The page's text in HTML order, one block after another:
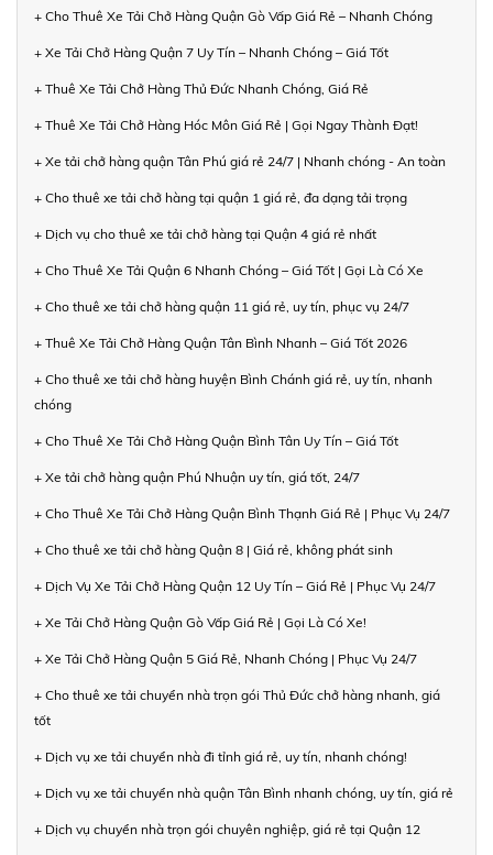
+ Cho Thuê Xe Tải Chở Hàng Quận Gò Vấp Giá Rẻ – Nhanh Chóng
+ Xe Tải Chở Hàng Quận 7 Uy Tín – Nhanh Chóng – Giá Tốt
+ Thuê Xe Tải Chở Hàng Thủ Đức Nhanh Chóng, Giá Rẻ
+ Thuê Xe Tải Chở Hàng Hóc Môn Giá Rẻ | Gọi Ngay Thành Đạt!
+ Xe tải chở hàng quận Tân Phú giá rẻ 24/7 | Nhanh chóng - An toàn
+ Cho thuê xe tải chở hàng tại quận 1 giá rẻ, đa dạng tải trọng
+ Dịch vụ cho thuê xe tải chở hàng tại Quận 4 giá rẻ nhất
+ Cho Thuê Xe Tải Quận 6 Nhanh Chóng – Giá Tốt | Gọi Là Có Xe
+ Cho thuê xe tải chở hàng quận 11 giá rẻ, uy tín, phục vụ 24/7
+ Thuê Xe Tải Chở Hàng Quận Tân Bình Nhanh – Giá Tốt 2026
+ Cho thuê xe tải chở hàng huyện Bình Chánh giá rẻ, uy tín, nhanh
chóng
+ Cho Thuê Xe Tải Chở Hàng Quận Bình Tân Uy Tín – Giá Tốt
+ Xe tải chở hàng quận Phú Nhuận uy tín, giá tốt, 24/7
+ Cho Thuê Xe Tải Chở Hàng Quận Bình Thạnh Giá Rẻ | Phục Vụ 24/7
+ Cho thuê xe tải chở hàng Quận 8 | Giá rẻ, không phát sinh
+ Dịch Vụ Xe Tải Chở Hàng Quận 12 Uy Tín – Giá Rẻ | Phục Vụ 24/7
+ Xe Tải Chở Hàng Quận Gò Vấp Giá Rẻ | Gọi Là Có Xe!
+ Xe Tải Chở Hàng Quận 5 Giá Rẻ, Nhanh Chóng | Phục Vụ 24/7
+ Cho thuê xe tải chuyển nhà trọn gói Thủ Đức chở hàng nhanh, giá
tốt
+ Dịch vụ xe tải chuyển nhà đi tỉnh giá rẻ, uy tín, nhanh chóng!
+ Dịch vụ xe tải chuyển nhà quận Tân Bình nhanh chóng, uy tín, giá rẻ
+ Dịch vụ chuyển nhà trọn gói chuyên nghiệp, giá rẻ tại Quận 12